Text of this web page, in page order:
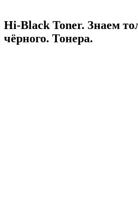
Hi-Black Toner. Знаем
чёрного. Тонера.